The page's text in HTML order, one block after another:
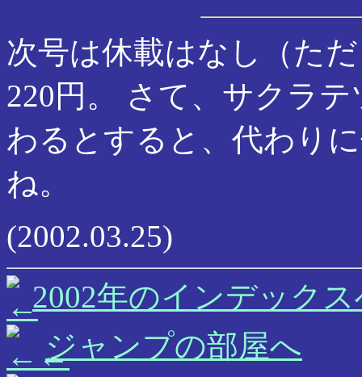
次号は休載はなし（た
220円。 さて、サクラ
わるとすると、代わり
ね。
(2002.03.25)
2002年のインデック
ジャンプの部屋へ